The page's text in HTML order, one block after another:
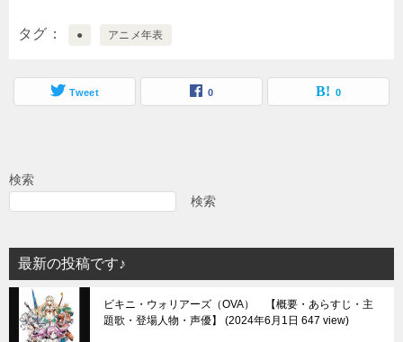
タグ ● アニメ年表
Tweet 0 0
検索
検索
最新の投稿です♪
ビキニ・ウォリアーズ（OVA） 【概要・あらすじ・主
題歌・登場人物・声優】
2024年6月1日 647 view